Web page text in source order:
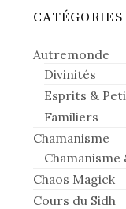
CATÉGORIES
Autremonde
Divinités
Esprits &
Familiers
Chamanisme
Chaos Magick
Cours du Sidh